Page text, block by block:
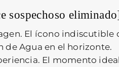
sospechoso
El ícono indiscutible
de Agua en el horizonte.
El momento